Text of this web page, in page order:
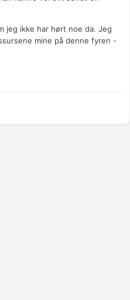
jeg ikke har hørt noe da. Jeg
mine på denne fyren -